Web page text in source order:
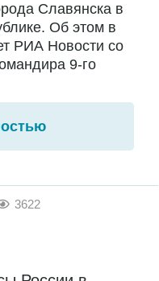
Славянска в
Об этом в
РИА Новости со
9-го
3622